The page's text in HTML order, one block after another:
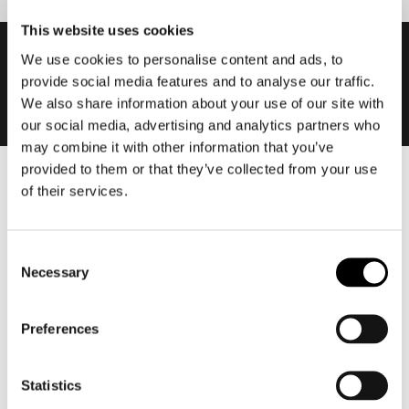
This website uses cookies
We use cookies to personalise content and ads, to
provide social media features and to analyse our traffic.
We also share information about your use of our site with
our social media, advertising and analytics partners who
may combine it with other information that you’ve
provided to them or that they’ve collected from your use
of their services.
Selection
Necessary
Preferences
Statistics
Heren
Motorbroek heren
Motorhelm heren